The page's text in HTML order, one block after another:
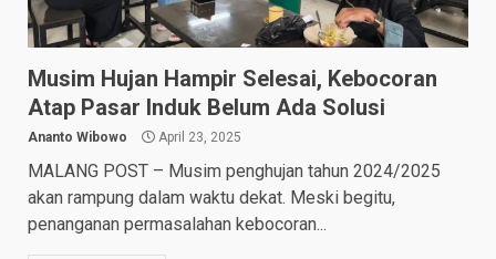
Musim Hujan Hampir Selesai, Kebocoran
Atap Pasar Induk Belum Ada Solusi
Ananto Wibowo April 23, 2025
MALANG POST – Musim penghujan tahun 2024/2025
akan rampung dalam waktu dekat. Meski begitu,
penanganan permasalahan kebocoran...